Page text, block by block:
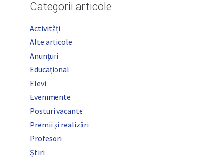
Categorii articole
Activități
Alte articole
Anunțuri
Educațional
Elevi
Evenimente
Posturi vacante
Premii și realizări
Profesori
Știri